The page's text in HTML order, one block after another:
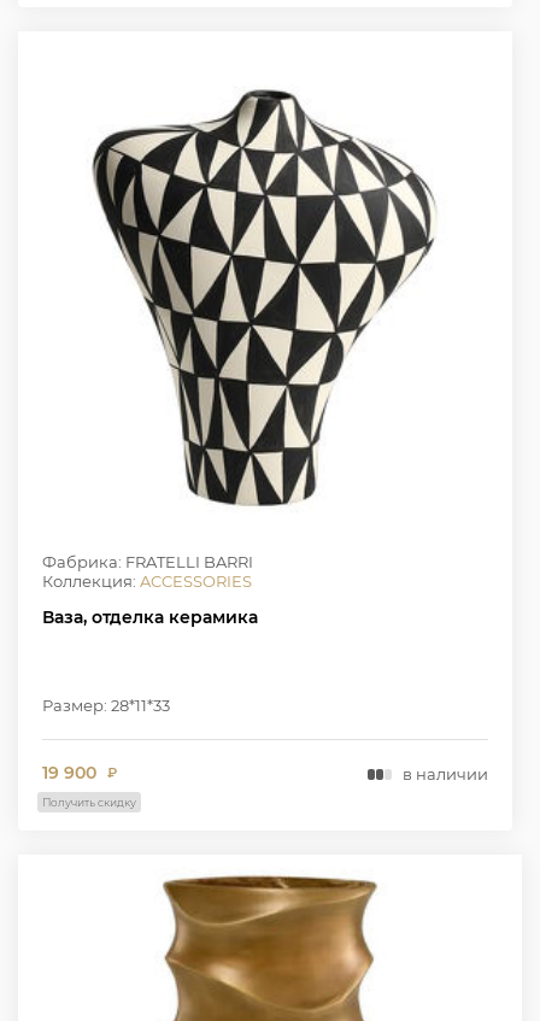
Фабрика: FRATELLI BARRI
Коллекция: ACCESSORIES
Ваза, отделка керамика
Размер: 28*11*33
19 900 ₽ в наличии
Получить скидку